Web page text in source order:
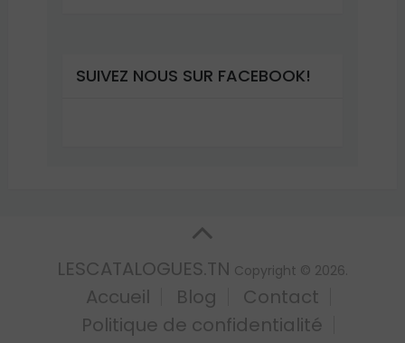
SUIVEZ NOUS SUR FACEBOOK!
LESCATALOGUES.TN Copyright © 2026.
Accueil Blog
Contact
Politique de confidentialité